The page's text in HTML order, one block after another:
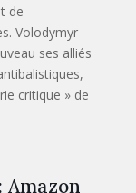
de
Volodymyr
ses alliés
critique » de
Amazon